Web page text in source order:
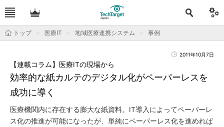
トップ 医療IT 地域医療連携システム 事例
2011年10月7日
効率的な紙カルテのデジタル化がペーパーレスを
成功に導く
【連載コラム】医療ITの現場から
医療機関内に存在する膨大な紙資料。IT導入によってペーパーレ
ス化の推進が可能になったが、単純にペーパーレス化を進めれば